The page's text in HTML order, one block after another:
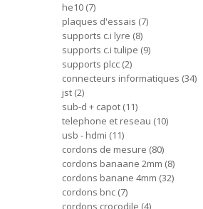
he10 7
plaques d'essais 7
supports c.i lyre 8
supports c.i tulipe 9
supports plcc 2
connecteurs informatiques 34
jst 2
sub-d + capot 11
telephone et reseau 10
usb - hdmi 11
cordons de mesure 80
cordons banaane 2mm 8
cordons banane 4mm 32
cordons bnc 7
cordons crocodile 4